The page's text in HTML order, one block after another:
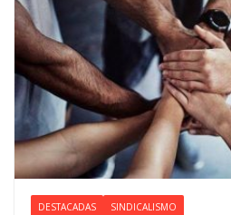
DESTACADAS SINDICALISMO